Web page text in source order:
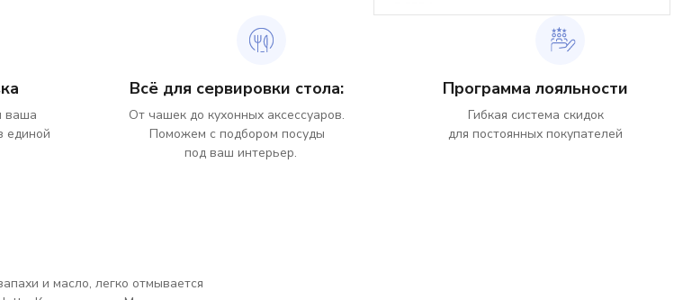
ваша
единой
Всё для сервировки стола:
От чашек до кухонных аксессуаров.
Поможем с подбором посуды
под ваш интерьер.
Программа лояльности
Гибкая система скидок
для постоянных покупателей
и масло, легко отмывается